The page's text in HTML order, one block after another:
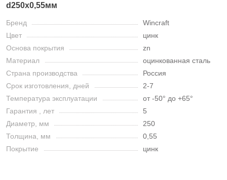
d250х0,55мм
Бренд
Wincraft
Цвет
цинк
Основа покрытия
zn
Материал
оцинкованная сталь
Страна производства
Россия
Срок изготовления, дней
2-7
Температура эксплуатации
от -50° до +65°
Гарантия , лет
5
Диаметр, мм
250
Толщина, мм
0,55
Покрытие
цинк